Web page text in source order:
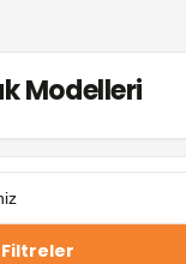
Modelleri
Filtreler